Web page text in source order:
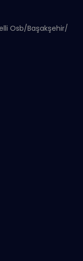
Osb/Başakşehir/